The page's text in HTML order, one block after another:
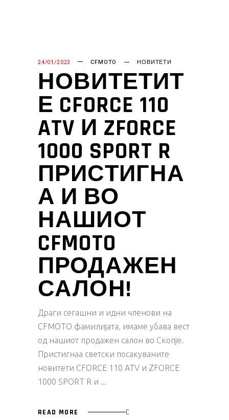
24/01/2023 CFMOTO НОВИТЕТИ
НОВИТЕТИТ
Е CFORCE 110
ATV И ZFORCE
1000 SPORT R
ПРИСТИГНА
А И ВО
НАШИОТ
CFMOTO
ПРОДАЖЕН
САЛОН!
Драги сегашни и идни членови на
CFMOTO фамилијата, имаме убава вест
од нашиот продажен салон во Скопје.
Пристигнаа светски посакуваните
новитети CFORCE 110 ATV и ZFORCE
1000 SPORT R и
READ MORE